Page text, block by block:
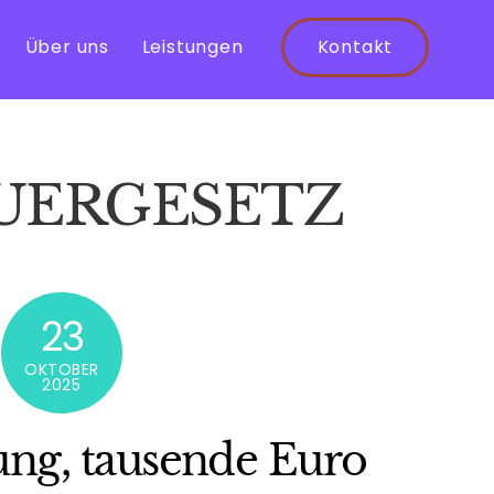
Über uns Leistungen Kontakt
23
OKTOBER
2025
tausende Euro